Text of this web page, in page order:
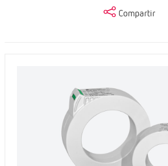
Compartir